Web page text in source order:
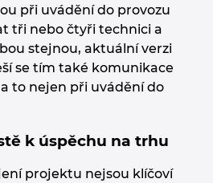
při uvádění do provozu
tři nebo čtyři technici a
stejnou, aktuální verzi
se tím také komunikace
to nejen při uvádění do
k úspěchu na trhu
projektu nejsou klíčoví